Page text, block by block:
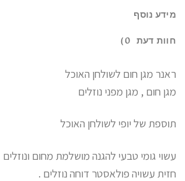
מידע נוסף
חוות דעת (0)
ראנר מגן חום לשולחן האוכל
מגן חום , מגן מפני נוזלים
תוספת של יופי לשולחן האוכל
עשוי גומי טבעי להגנה מושלמת מחום ונוזלים
חזית עשויה פולאסטר דוחה נוזלים .